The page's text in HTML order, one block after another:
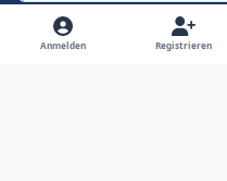
Heller Modus
Dunkler Modus
Systemeinstellung
Anmelden Registrieren